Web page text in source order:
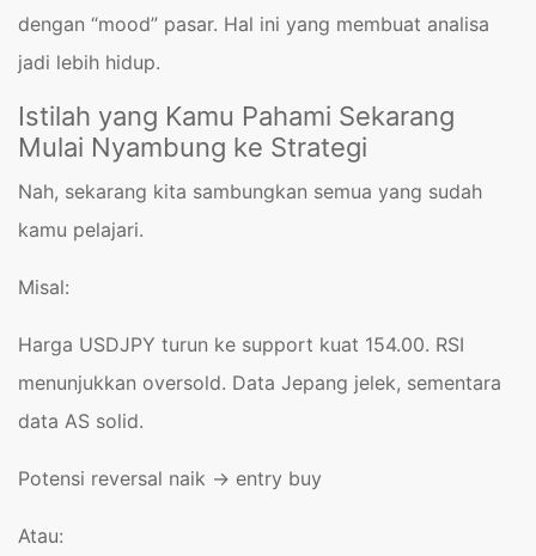
dengan “mood” pasar. Hal ini yang membuat analisa
jadi lebih hidup.
Istilah yang Kamu Pahami Sekarang
Mulai Nyambung ke Strategi
Nah, sekarang kita sambungkan semua yang sudah
kamu pelajari.
Misal:
Harga USDJPY turun ke support kuat 154.00. RSI
menunjukkan oversold. Data Jepang jelek, sementara
data AS solid.
Potensi reversal naik → entry buy
Atau: